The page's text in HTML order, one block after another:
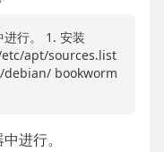
行。 1. 安装
etc/apt/sources.list
bookworm
进行。